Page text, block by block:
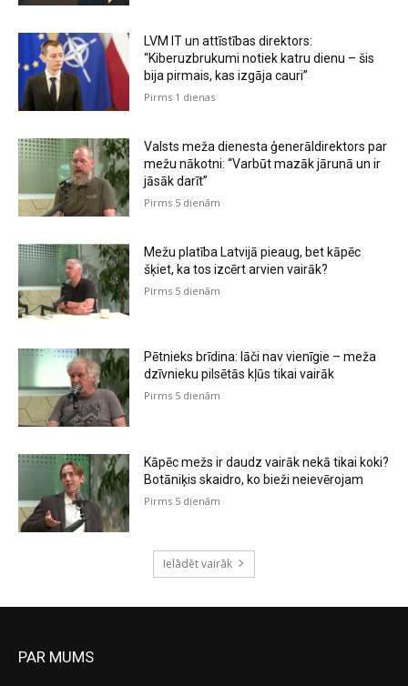
LVM IT un attīstības direktors:
“Kiberuzbrukumi notiek katru dienu – šis
bija pirmais, kas izgāja cauri”
Pirms 1 dienas
Valsts meža dienesta ģenerāldirektors par
mežu nākotni: “Varbūt mazāk jārunā un ir
jāsāk darīt”
Pirms 5 dienām
Mežu platība Latvijā pieaug, bet kāpēc
šķiet, ka tos izcērt arvien vairāk?
Pirms 5 dienām
Pētnieks brīdina: lāči nav vienīgie – meža
dzīvnieku pilsētās kļūs tikai vairāk
Pirms 5 dienām
Kāpēc mežs ir daudz vairāk nekā tikai koki?
Botāniķis skaidro, ko bieži neievērojam
Pirms 5 dienām
Ielādēt vairāk
PAR MUMS